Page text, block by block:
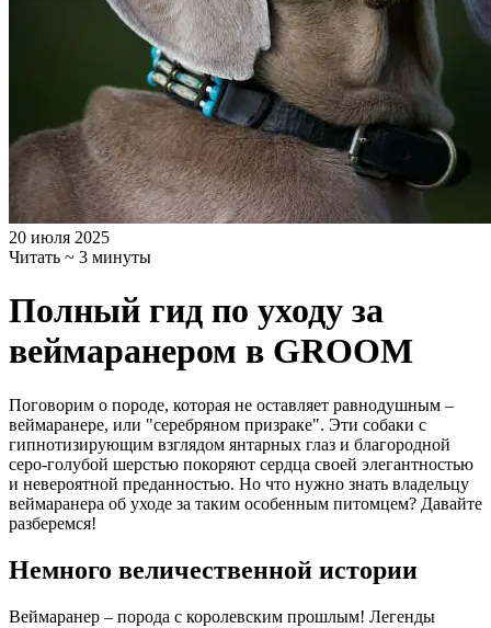
20 июля 2025
Читать ~ 3 минуты
Полный гид по уходу за
веймаранером в GROOM
Поговорим о породе, которая не оставляет равнодушным –
веймаранере, или "серебряном призраке". Эти собаки с
гипнотизирующим взглядом янтарных глаз и благородной
серо-голубой шерстью покоряют сердца своей элегантностью
и невероятной преданностью. Но что нужно знать владельцу
веймаранера об уходе за таким особенным питомцем? Давайте
разберемся!
Немного величественной истории
Веймаранер – порода с королевским прошлым! Легенды